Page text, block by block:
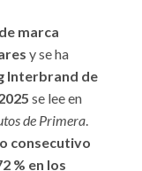
marca
y se ha
Interbrand de
se lee en
de Primera.
consecutivo
% en los